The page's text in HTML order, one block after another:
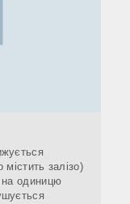
містить залізо)
на одиницю